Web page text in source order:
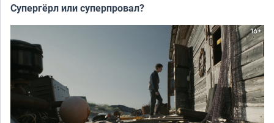
Супергёрл или суперпровал?